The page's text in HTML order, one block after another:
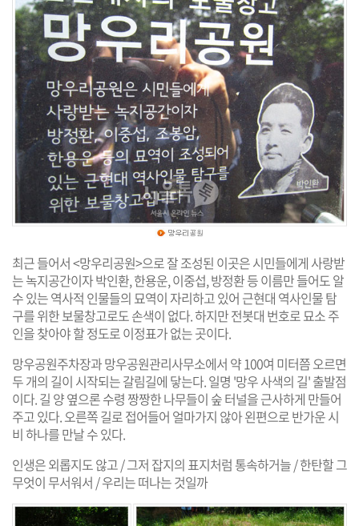
최근 들어서 <망우리공원>으로 잘 조성된 이곳은 시민들에게 사랑받
는 녹지공간이자 박인환, 한용운, 이중섭, 방정환 등 이름만 들어도 알
수 있는 역사적 인물들의 묘역이 자리하고 있어 근현대 역사인물 탐
구를 위한 보물창고로도 손색이 없다. 하지만 전봇대 번호로 묘소 주
인을 찾아야 할 정도로 이정표가 없는 곳이다.
망우공원주차장과 망우공원관리사무소에서 약 100여 미터쯤 오르면
두 개의 길이 시작되는 갈림길에 닿는다. 일명 '망우 사색의 길' 출발점
이다. 길 양 옆으론 수령 짱짱한 나무들이 숲 터널을 근사하게 만들어
주고 있다. 오른쪽 길로 접어들어 얼마가지 않아 왼편으로 반가운 시
비 하나를 만날 수 있다.
인생은 외롭지도 않고 / 그저 잡지의 표지처럼 통속하거늘 / 한탄할 그
무엇이 무서워서 / 우리는 떠나는 것일까